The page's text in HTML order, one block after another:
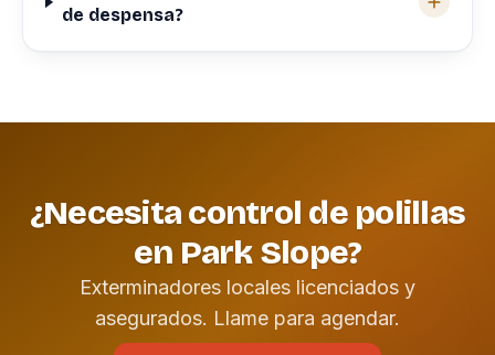
de despensa?
¿Necesita control de polillas
en Park Slope?
Exterminadores locales licenciados y
asegurados. Llame para agendar.